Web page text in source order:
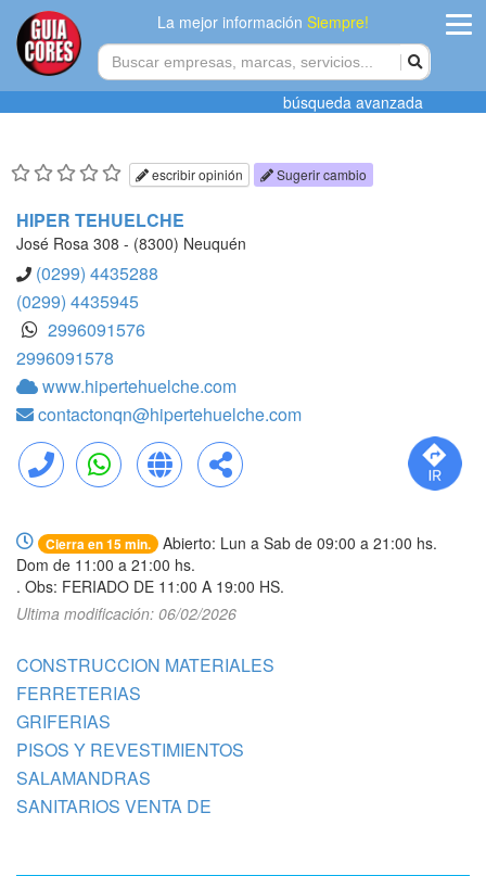
La mejor informaciónSiempre!
Agregar
búsqueda avanzada
escribir opinión Sugerir cambio
HIPER TEHUELCHE
José Rosa 308 - (8300) Neuquén
(0299) 4435288
(0299) 4435945
2996091576
2996091578
www.hipertehuelche.com
contactonqn@hipertehuelche.com
Llamar WhatsApp Web Compartir
Cierra en 15 min.
Abierto: Lun a Sab de 09:00 a 21:00 hs.
Dom de 11:00 a 21:00 hs.
. Obs: FERIADO DE 11:00 A 19:00 HS.
Ultima modificación: 06/02/2026
CONSTRUCCION MATERIALES
FERRETERIAS
GRIFERIAS
PISOS Y REVESTIMIENTOS
SALAMANDRAS
SANITARIOS VENTA DE